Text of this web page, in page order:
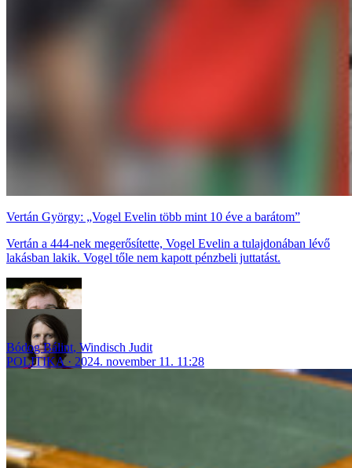
Vertán György: „Vogel Evelin több mint 10 éve a barátom”
Vertán a 444-nek megerősítette, Vogel Evelin a tulajdonában lévő
lakásban lakik. Vogel tőle nem kapott pénzbeli juttatást.
Bódog Bálint, Windisch Judit
POLITIKA
2024. november 11. 11:28